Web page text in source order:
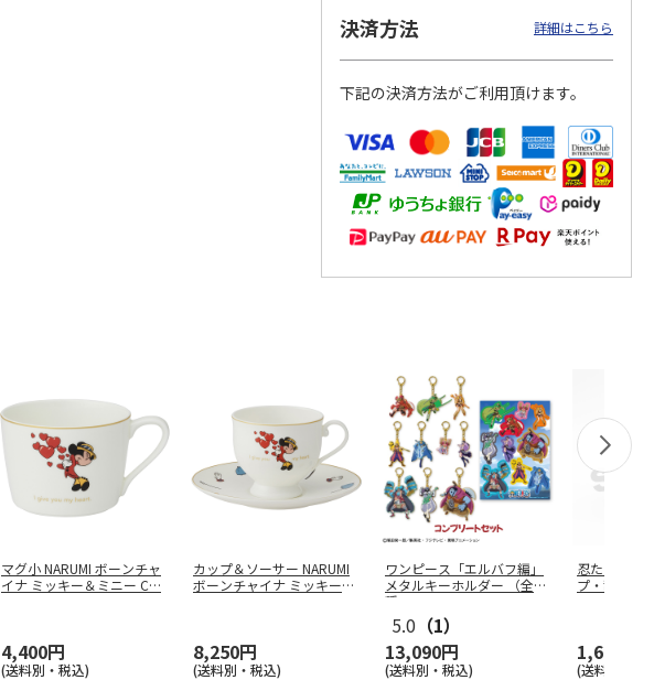
決済方法 詳細はこちら
下記の決済方法がご利用頂けます。
マグ小 NARUMI ボーンチャ
イナ ミッキー＆ミニー C…
4,400円
(送料別・税込)
カップ＆ソーサー NARUMI
ボーンチャイナ ミッキー＆
8,250円
(送料別・税込)
ワンピース「エルバフ編」
メタルキーホルダー （全10
種コ
5.0 （1）
13,090円
(送料別・税込)
忍たま乱太
プ・乱太郎
1,650円
(送料別・税